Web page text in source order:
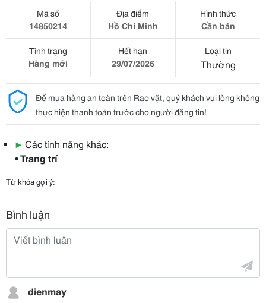
Mã số
14850214
Địa điểm
Hồ Chí Minh
Hình thức
Cần bán
Tình trạng
Hàng mới
Hết hạn
29/07/2026
Loại tin
Thường
Để mua hàng an toàn trên Rao vặt, quý khách vui lòng không
thực hiện thanh toán trước cho người đăng tin!
▶ Các tính năng khác:
• Trang trí
Từ khóa gợi ý:
Bình luận
dienmay